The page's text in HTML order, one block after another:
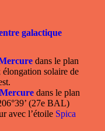
galactique
dans le plan
élongation solaire de
Mercure dans le plan
(27e BAL)
avec l’étoile Spica